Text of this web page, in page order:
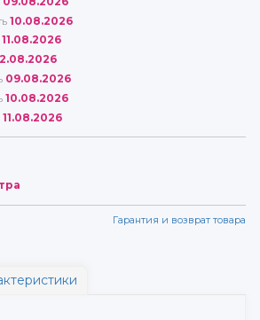
10.08.2026
11.08.2026
09.08.2026
10.08.2026
11.08.2026
Гарантия и возврат товара